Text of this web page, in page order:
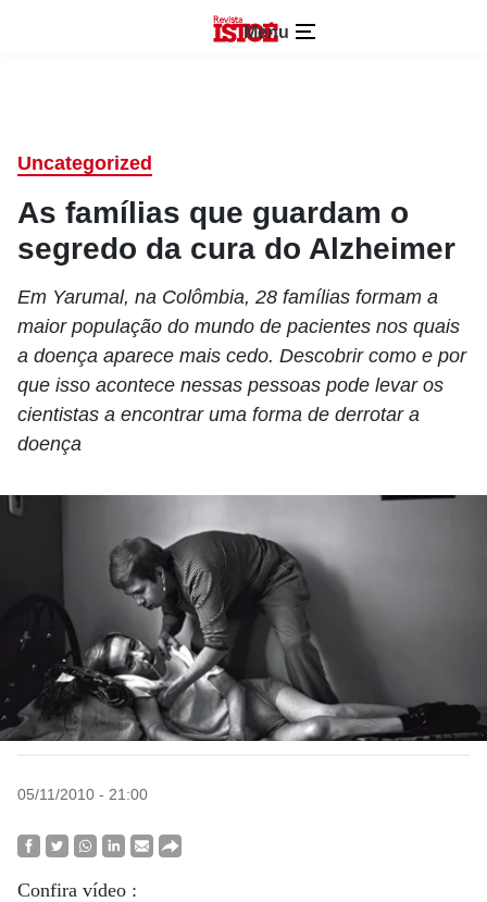
Menu
Uncategorized
As famílias que guardam o
segredo da cura do Alzheimer
Em Yarumal, na Colômbia, 28 famílias formam a
maior população do mundo de pacientes nos quais
a doença aparece mais cedo. Descobrir como e por
que isso acontece nessas pessoas pode levar os
cientistas a encontrar uma forma de derrotar a
doença
05/11/2010 - 21:00
Confira vídeo :